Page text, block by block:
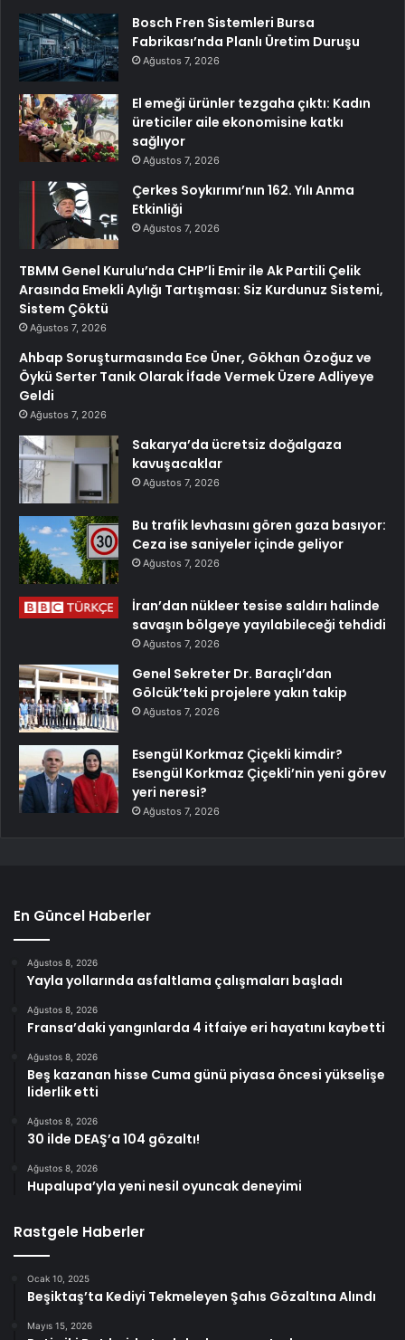
Bosch Fren Sistemleri Bursa
Fabrikası’nda Planlı Üretim Duruşu
Ağustos 7, 2026
El emeği ürünler tezgaha çıktı: Kadın
üreticiler aile ekonomisine katkı
sağlıyor
Ağustos 7, 2026
Çerkes Soykırımı’nın 162. Yılı Anma
Etkinliği
Ağustos 7, 2026
TBMM Genel Kurulu’nda CHP’li Emir ile Ak Partili Çelik
Arasında Emekli Aylığı Tartışması: Siz Kurdunuz Sistemi,
Sistem Çöktü
Ağustos 7, 2026
Ahbap Soruşturmasında Ece Üner, Gökhan Özoğuz ve
Öykü Serter Tanık Olarak İfade Vermek Üzere Adliyeye
Geldi
Ağustos 7, 2026
Sakarya’da ücretsiz doğalgaza
kavuşacaklar
Ağustos 7, 2026
Bu trafik levhasını gören gaza basıyor:
Ceza ise saniyeler içinde geliyor
Ağustos 7, 2026
İran’dan nükleer tesise saldırı halinde
savaşın bölgeye yayılabileceği tehdidi
Ağustos 7, 2026
Genel Sekreter Dr. Baraçlı’dan
Gölcük’teki projelere yakın takip
Ağustos 7, 2026
Esengül Korkmaz Çiçekli kimdir?
Esengül Korkmaz Çiçekli’nin yeni görev
yeri neresi?
Ağustos 7, 2026
En Güncel Haberler
Ağustos 8, 2026
Yayla yollarında asfaltlama çalışmaları başladı
Ağustos 8, 2026
Fransa’daki yangınlarda 4 itfaiye eri hayatını kaybetti
Ağustos 8, 2026
Beş kazanan hisse Cuma günü piyasa öncesi yükselişe
liderlik etti
Ağustos 8, 2026
30 ilde DEAŞ’a 104 gözaltı!
Ağustos 8, 2026
Hupalupa’yla yeni nesil oyuncak deneyimi
Rastgele Haberler
Ocak 10, 2025
Beşiktaş’ta Kediyi Tekmeleyen Şahıs Gözaltına Alındı
Mayıs 15, 2026